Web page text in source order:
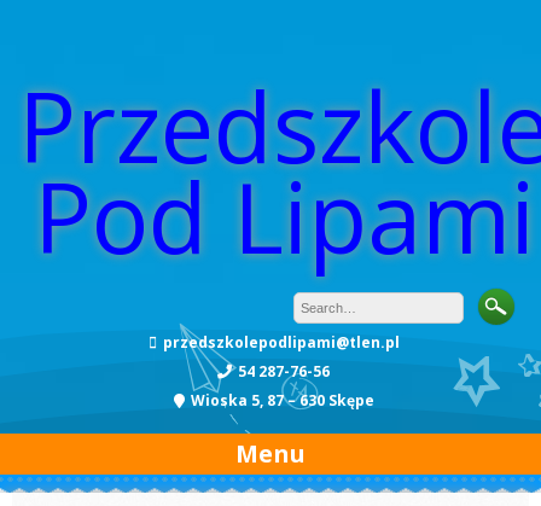
Pod Lipami
przedszkolepodlipami@tlen.pl
54 287-76-56
Wioska 5, 87 – 630 Skępe
Menu